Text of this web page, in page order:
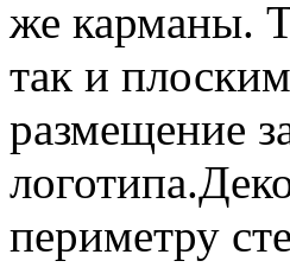
же карманы.
так и
размещение
периметру